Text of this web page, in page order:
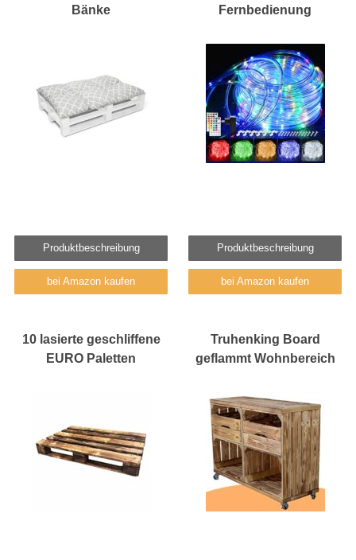
Bänke
Produktbeschreibung
bei Amazon kaufen
Fernbedienung
Produktbeschreibung
bei Amazon kaufen
10 lasierte geschliffene
EURO Paletten
Truhenking Board
geflammt Wohnbereich